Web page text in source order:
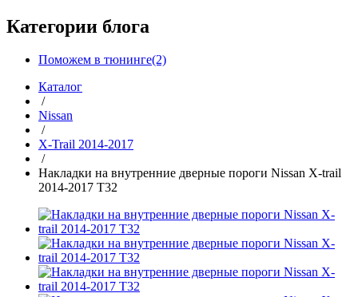
Категории блога
Поможем в тюнинге(2)
Каталог
/
Nissan
/
X-Trail 2014-2017
/
Накладки на внутренние дверные пороги Nissan X-trail
2014-2017 T32